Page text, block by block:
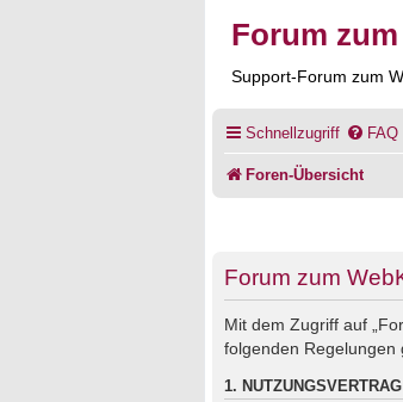
Forum
Support-Forum zum
Schnellzugriff FAQ
Foren-Übersicht
Forum zum
Mit dem Zugriff auf
folgenden Regelungen
1. NUTZUNGSVERTRAG